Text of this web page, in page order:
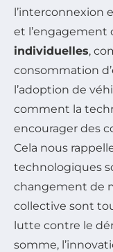
l’interconnexion
et l’engagement
individuelles,
consommation
l’adoption de
comment la
encourager des
Cela nous
technologiques
changement de
collective sont
lutte contre le
somme,